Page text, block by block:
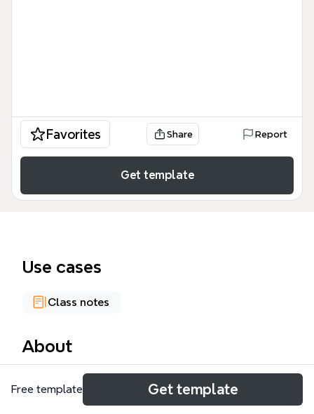
Favorites Share Report
Get template
Use cases
Class notes
About
Este mapa mental de Bernardo Mejía Jiménez cubre
62 nodos sobre hardware de computadoras,
Free template Get template